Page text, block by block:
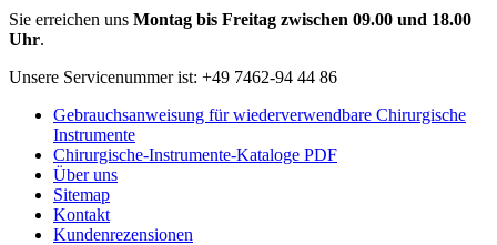
Sie erreichen uns Montag bis Freitag zwischen 09.00 und 18.00
Uhr.
Unsere Servicenummer ist: +49 7462-94 44 86
Gebrauchsanweisung für wiederverwendbare Chirurgische
Instrumente
Chirurgische-Instrumente-Kataloge PDF
Über uns
Sitemap
Kontakt
Kundenrezensionen